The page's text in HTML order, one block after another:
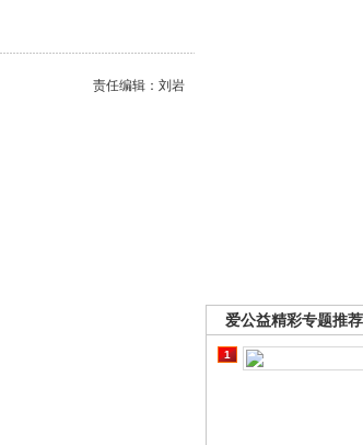
爱公益精彩专题推荐
1
责任编辑：刘岩